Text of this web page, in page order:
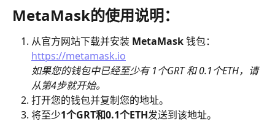
MetaMask的使用说明：
从官方网站下载并安装 MetaMask 钱包：
https://metamask.io
如果您的钱包中已经至少有 1个GRT 和 0.1个ETH，请
从第4步就开始。
打开您的钱包并复制您的地址。
将至少1个GRT和0.1个ETH发送到该地址。